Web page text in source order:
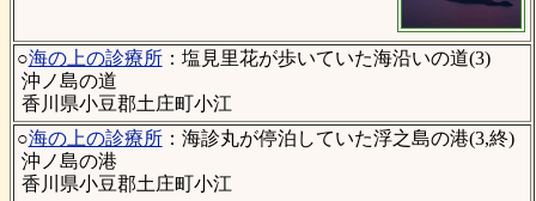
○海の上の診療所：塩見里花が歩いていた海沿いの道(3)
沖ノ島の道
香川県小豆郡土庄町小江
○海の上の診療所：海診丸が停泊していた浮之島の港(3,終)
沖ノ島の港
香川県小豆郡土庄町小江